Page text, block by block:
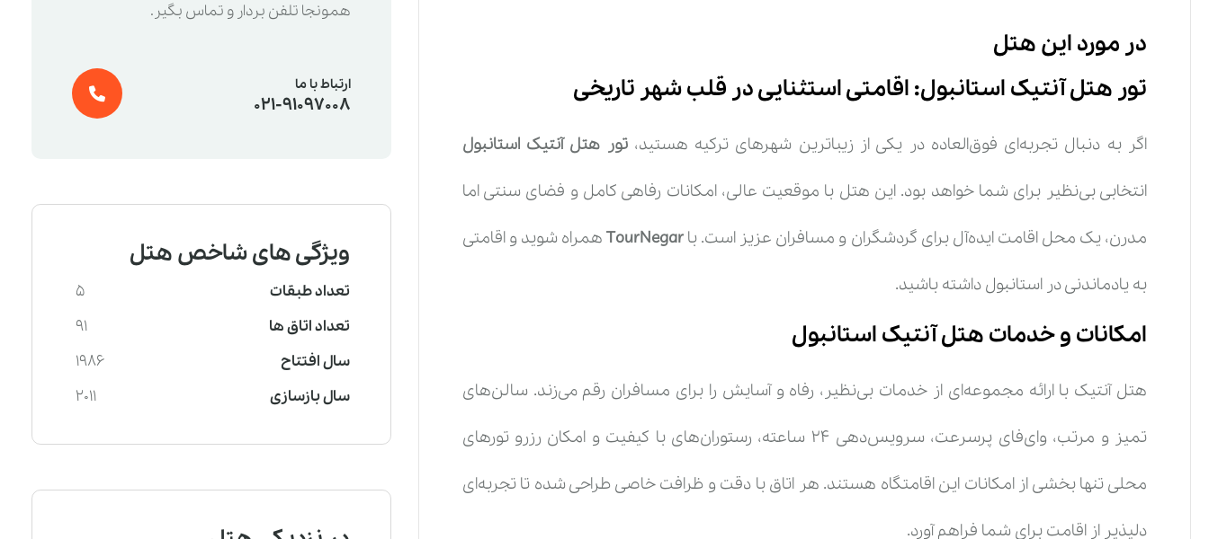
در مورد این هتل
تور هتل آنتیک استانبول: اقامتی استثنایی در قلب شهر تاریخی
اگر به دنبال تجربه‌ای فوق‌العاده در یکی از زیباترین شهرهای ترکیه هستید،تور هتل آنتیک استانبول
انتخابی بی‌نظیر برای شما خواهد بود. این هتل با موقعیت عالی، امکانات رفاهی کامل و فضای سنتی اما
مدرن، یک محل اقامت ایده‌آل برای گردشگران و مسافران عزیز است. باTourNegarهمراه شوید و اقامتی
به یادماندنی در استانبول داشته باشید.
امکانات و خدمات هتل آنتیک استانبول
هتل آنتیک با ارائه مجموعه‌ای از خدمات بی‌نظیر، رفاه و آسایش را برای مسافران رقم می‌زند. سالن‌های
تمیز و مرتب، وای‌فای پرسرعت، سرویس‌دهی ۲۴ ساعته، رستوران‌های با کیفیت و امکان رزرو تورهای
محلی تنها بخشی از امکانات این اقامتگاه هستند. هر اتاق با دقت و ظرافت خاصی طراحی شده تا تجربه‌ای
دلپذیر از اقامت برای شما فراهم آورد.
همونجا تلفن بردار و تماس بگیر.
ارتباط با ما
021-91097008
ویژگی های شاخص هتل
تعداد طبقات
5
تعداد اتاق ها
91
سال افتتاح
1986
سال بازسازی
2011
دقایقی بعد ازدرخواست پیش رزرو،تیم پشتیبانیما با شما ارتباط
نام کامل شما : (ضروری) شماره تماس : (ضروری)